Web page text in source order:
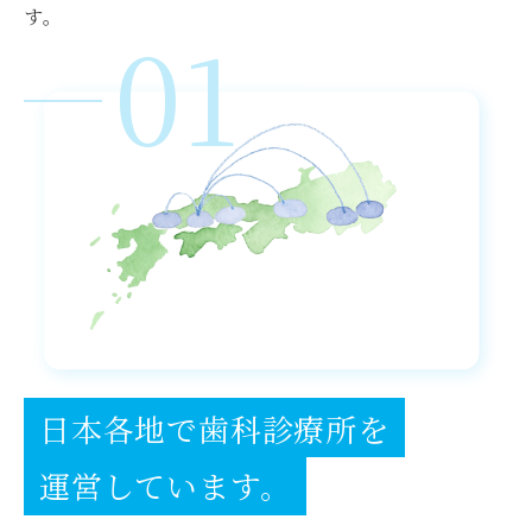
す。
01
日本各地で歯科診療所を
運営しています。